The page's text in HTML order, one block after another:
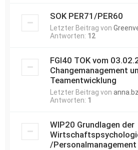
SOK PER71/PER60
Letzter Beitrag von
Antworten: 12
FGI40 TOK vom
Changemanagement
Teamentwicklung
Letzter Beitrag von anna.bz
Antworten: 1
WIP20 Grundlagen der
/Personalmanagement